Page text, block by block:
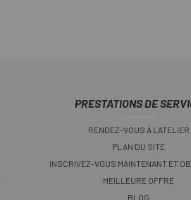
PRESTATIONS DE
RENDEZ-VOUS À L'ATELIER
PLAN DU SITE
INSCRIVEZ-VOUS MAINTENANT ET
MEILLEURE OFFRE
BLOG